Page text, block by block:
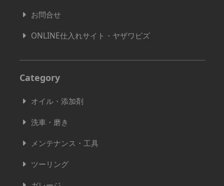
お問合せ
ONLINE仕入れサイト・ヤザワビズ
Category
オイル・添加剤
洗車・磨き
メンテナンス・工具
ツーリング